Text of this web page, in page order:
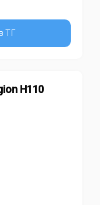
ТГ
H110